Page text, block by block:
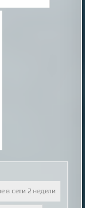
в сети 2 недели